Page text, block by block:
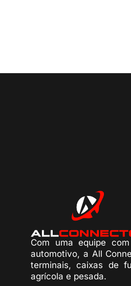
Com uma equipe
automotivo, a All
terminais, caixas de
agrícola e pesada.